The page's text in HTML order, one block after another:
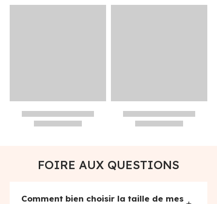
FOIRE AUX QUESTIONS
Comment bien choisir la taille de mes